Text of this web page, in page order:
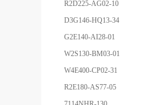
R2D225-AG02-10
D3G146-HQ13-34
G2E140-AI28-01
W2S130-BM03-01
W4E400-CP02-31
R2E180-AS77-05